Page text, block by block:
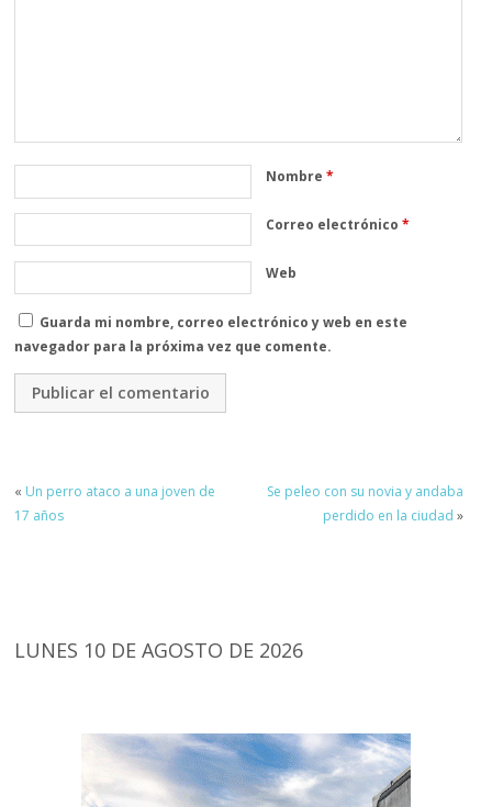
Nombre*
Correo electrónico*
Web
Guarda mi nombre, correo electrónico y web en este
navegador para la próxima vez que comente.
« Un perro ataco a una joven de
17 años
Se peleo con su novia y andaba
perdido en la ciudad »
LUNES 10 DE AGOSTO DE 2026